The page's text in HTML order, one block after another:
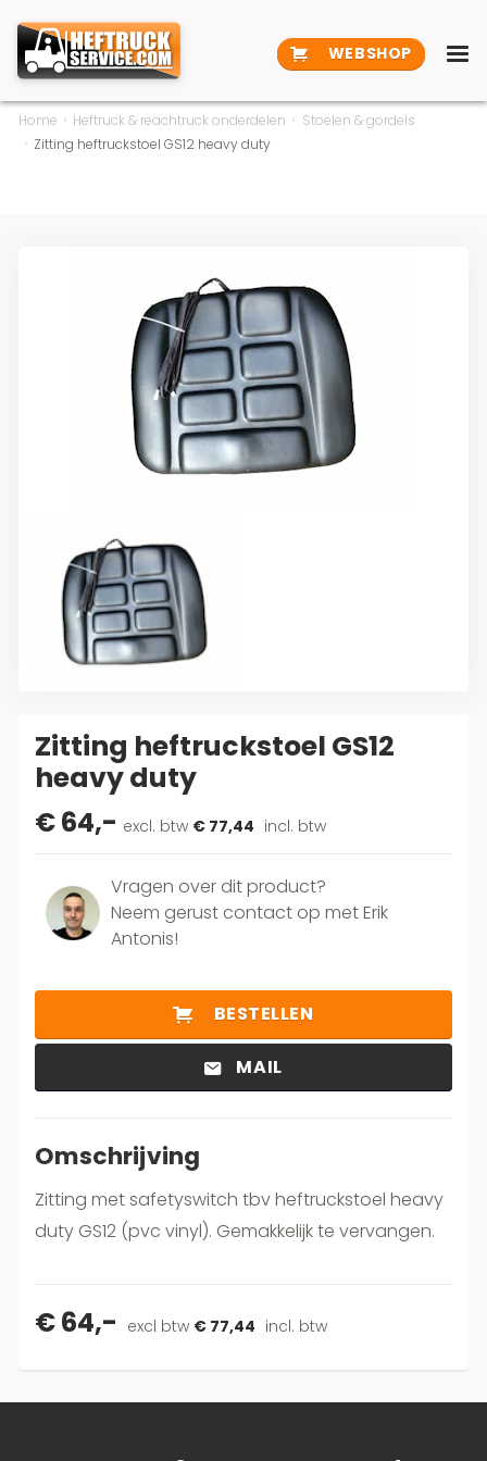
WEBSHOP
Home Heftruck & reachtruck onderdelen
Stoelen & gordels
Zitting heftruckstoel GS12 heavy duty
Zitting heftruckstoel GS12
heavy duty
€ 64,- excl. btw € 77,44 incl. btw
Vragen over dit product?
Neem gerust contact op met Erik
Antonis!
BESTELLEN
MAIL
Omschrijving
Zitting met safetyswitch tbv heftruckstoel heavy
duty GS12 (pvc vinyl). Gemakkelijk te vervangen.
€ 64,- excl btw € 77,44 incl. btw